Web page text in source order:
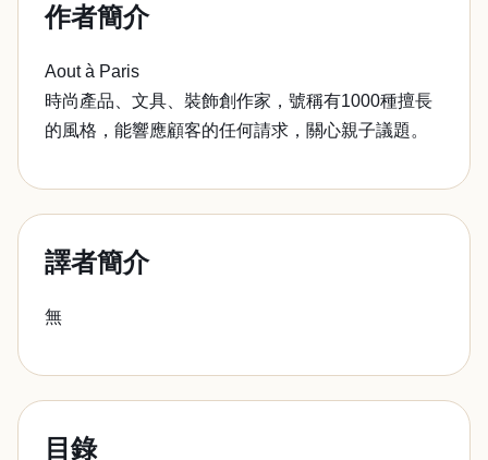
作者簡介
Aout à Paris
時尚產品、文具、裝飾創作家，號稱有1000種擅長
的風格，能響應顧客的任何請求，關心親子議題。
譯者簡介
無
目錄